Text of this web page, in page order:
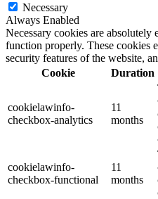
Necessary
Always Enabled
Necessary cookies are absolutely
function properly. These cookies
security features of the website,
Cookie
Duration
cookielawinfo-
checkbox-analytics
11
months
cookielawinfo-
checkbox-functional
11
months